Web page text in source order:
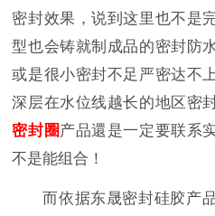
密封效果，说到这里也不是
型也会铸就制成品的密封防
或是很小密封不足严密达不
深层在水位线越长的地区密
密封圈产品還是一定要联系
不是能组合！
而依据东晟密封硅胶产